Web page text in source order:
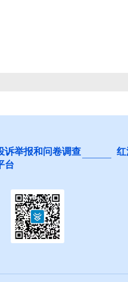
你点我检 服务惠民
动邀您参与